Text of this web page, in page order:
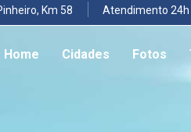
Km 58 Atendimento 24h
Home Cidades Fotos